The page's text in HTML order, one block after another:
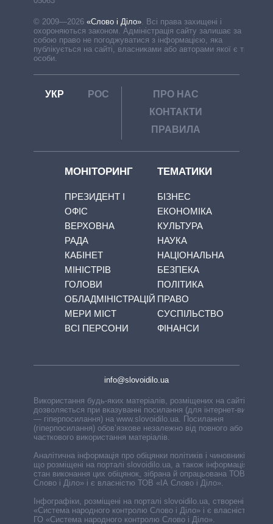
© 2009—2026 «Слово і Діло» Всі права захищені і
охороняються законом. Адміністрація сайту залишає за
собою право не погоджуватися з інформацією, яка
публікується на сайті, власниками або авторами якої є треті
особи.
УКР РОС
ПРО НАС
КОНТАКТИ
ПРАВИЛА
МОНІТОРИНГ
ПРЕЗИДЕНТ І
ОФІС
ВЕРХОВНА
РАДА
КАБІНЕТ
МІНІСТРІВ
ГОЛОВИ
ОБЛАДМІНІСТРАЦІЙ
МЕРИ МІСТ
ВСІ ПЕРСОНИ
ТЕМАТИКИ
БІЗНЕС
ЕКОНОМІКА
КУЛЬТУРА
НАУКА
НАЦІОНАЛЬНА
БЕЗПЕКА
ПОЛІТИКА
ПРАВО
СУСПІЛЬСТВО
ФІНАНСИ
info@slovoidilo.ua
Використання будь-яких матеріалів, розміщених на сайті,
дозволяється при вказуванні посилання (для інтернет-видань
— гіперпосилання) на www.slovoidilo.ua. Посилання
(гіперпосилання) обов’язкове незалежно від повного або
часткового використання матеріалів.
Аналітична інформація про обіцянки політиків і чиновників,
що розміщені на порталі slovoidilo.ua, а також інформація про
стан виконання цих обіцянок, зібрана й опрацьована ТОВ «ІА
Слово і Діло» і є власністю ТОВ «ІА Слово і Діло».
Інфографіки, розміщені на порталі slovoidilo.ua, створені ГО
«Система народного контролю Слово і Діло» і є власністю
ГО «Система народного контролю Слово і Діло».